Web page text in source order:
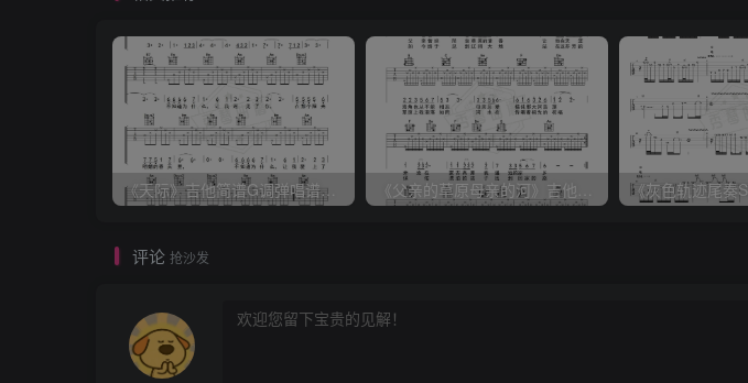
《天际》吉他简谱G调弹唱谱（姜玉阳）
评论 抢沙发